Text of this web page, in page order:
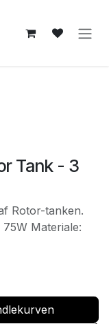
Tank - 3
Rotor-tanken.
Materiale: